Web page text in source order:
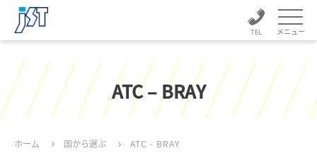
メニュー
ATC – BRAY
ホーム 国から選ぶ ATC - BRAY